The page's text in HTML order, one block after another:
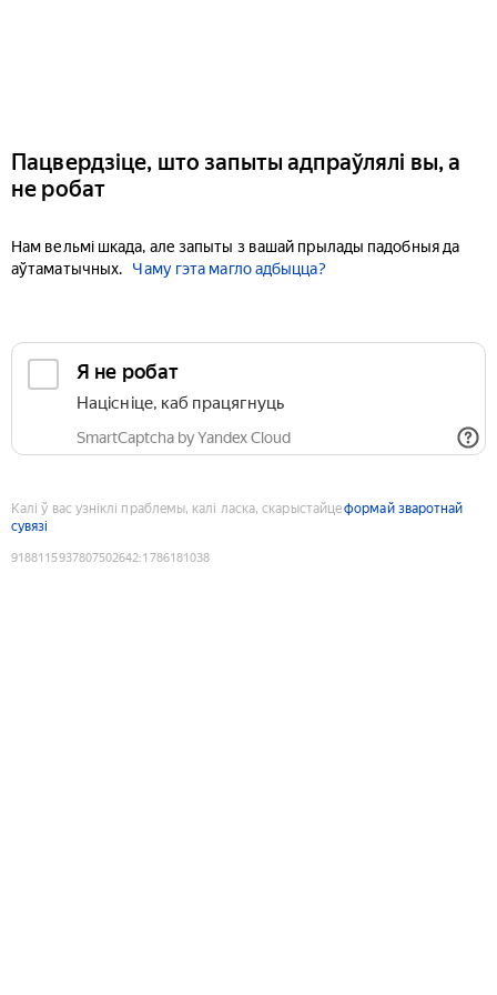
Пацвердзіце, што запыты адпраўлялі вы, а
не робат
Нам вельмі шкада, але запыты з вашай прылады падобныя да
аўтаматычных.
Чаму гэта магло адбыцца?
Я не робат
Націсніце, каб працягнуць
SmartCaptcha by Yandex Cloud
Калі ў вас узніклі праблемы, калі ласка, скарыстайцеформай зваротнай
сувязі
9188115937807502642:1786181038